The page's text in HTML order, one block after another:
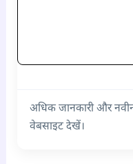
अधिक जानकारी और
वेबसाइट देखें।